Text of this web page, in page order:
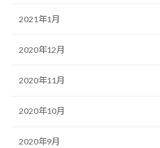
2021年1月
2020年12月
2020年11月
2020年10月
2020年9月